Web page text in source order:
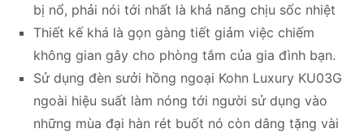
bị nổ, phải nói tới nhất là khả năng chịu sốc nhiệt
Thiết kế khá là gọn gàng tiết giảm việc chiếm
không gian gây cho phòng tắm của gia đình bạn.
Sử dụng đèn sưởi hồng ngoại Kohn Luxury KU03G
ngoài hiệu suất làm nóng tới người sử dụng vào
những mùa đại hàn rét buốt nó còn dâng tặng vài